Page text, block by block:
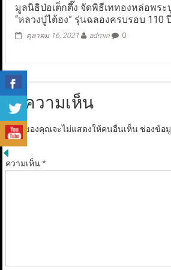
มูลนิธิป่อเต็กตึ๊ง จัดพิธีเททองหล่อพระ
“หลวงปู่ไต้ฮง” รุ่นฉลองครบรอบ 110 ปี
ตุลาคม 16, 2021 admin 0
ใส่ความเห็น
อีเมลของคุณจะไม่แสดงให้คนอื่นเห็น ช่องข้อ
*
ความเห็น*